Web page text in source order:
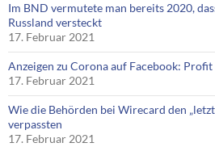
Im BND vermutete man bereits 2020,
Russland versteckt
17. Februar 2021
Anzeigen zu Corona auf Facebook:
17. Februar 2021
Wie die Behörden bei Wirecard den
verpassten
17. Februar 2021